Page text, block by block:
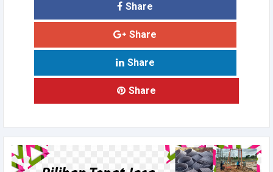
Share
Share
Share
Share